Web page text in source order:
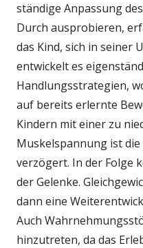
ständige Anpassung
Durch ausprobieren,
das Kind, sich in seiner
entwickelt es
Handlungsstrategien,
auf bereits erlernte
Kindern mit einer zu
Muskelspannung ist
verzögert. In der Folge
der Gelenke.
dann eine
Auch
hinzutreten, da das